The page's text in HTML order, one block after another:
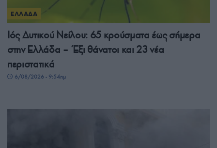
ΕΛΛΑΔΑ
Ιός Δυτικού Νείλου: 65 κρούσματα έως σήμερα
στην Ελλάδα – Έξι θάνατοι και 23 νέα
περιστατικά
6/08/2026 - 9:54πμ